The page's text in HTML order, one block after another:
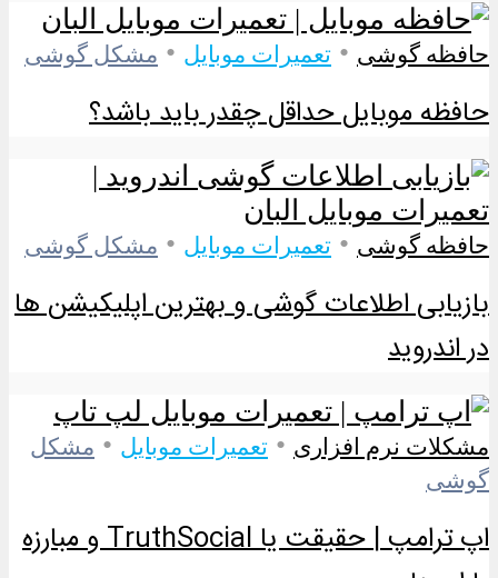
حافظه گوشی • تعمیرات موبایل • مشکل گوشی
حافظه موبایل حداقل چقدر باید باشد؟
حافظه گوشی • تعمیرات موبایل • مشکل گوشی
بازیابی اطلاعات گوشی و بهترین اپلیکیشن ها
در اندروید
مشکلات نرم افزاری • تعمیرات موبایل • مشکل
گوشی
اپ ترامپ | حقیقت یا TruthSocial و مبارزه